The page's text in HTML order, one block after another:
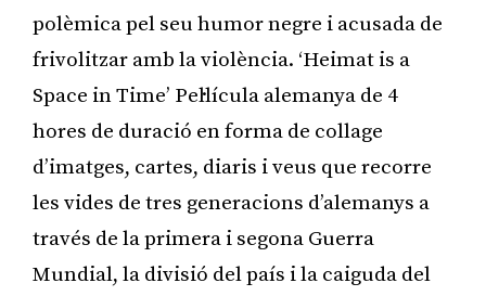
polèmica pel seu humor negre i acusada de
frivolitzar amb la violència. ‘Heimat is a
Space in Time’ Pel·lícula alemanya de 4
hores de duració en forma de collage
d’imatges, cartes, diaris i veus que recorre
les vides de tres generacions d’alemanys a
través de la primera i segona Guerra
Mundial, la divisió del país i la caiguda del